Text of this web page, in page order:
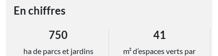
En chiffres
750
ha de parcs et jardins
41
m² d’espaces verts par